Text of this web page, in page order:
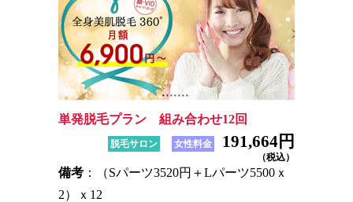
単発脱毛プラン 組み合わせ12回
脱毛サロン 女性料金 191,664円
（税込）
備考 ：（Sパーツ3520円＋Lパーツ5500ｘ
2）ｘ12